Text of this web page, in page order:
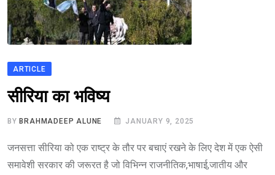
ARTICLE
सीरिया का भविष्य
BYBRAHMADEEP ALUNE JANUARY 9, 2025
जनसत्ता सीरिया को एक राष्ट्र के तौर पर बचाएं रखने के लिए देश में एक ऐसी
समावेशी सरकार की जरूरत है जो विभिन्न राजनीतिक,भाषाई,जातीय और